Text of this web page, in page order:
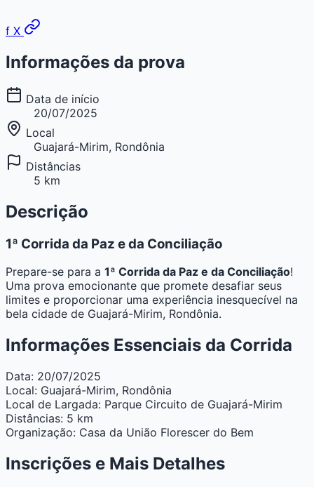
f X
Informações da prova
Data de início
20/07/2025
Local
Guajará-Mirim, Rondônia
Distâncias
5 km
Descrição
1ª Corrida da Paz e da Conciliação
Prepare-se para a 1ª Corrida da Paz e da Conciliação!
Uma prova emocionante que promete desafiar seus
limites e proporcionar uma experiência inesquecível na
bela cidade de Guajará-Mirim, Rondônia.
Informações Essenciais da Corrida
Data: 20/07/2025
Local: Guajará-Mirim, Rondônia
Local de Largada: Parque Circuito de Guajará-Mirim
Distâncias: 5 km
Organização: Casa da União Florescer do Bem
Inscrições e Mais Detalhes